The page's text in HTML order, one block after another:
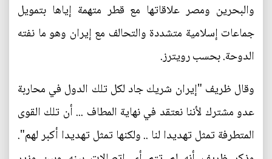
والبحرين ومصر علاقاتها مع قطر متهمة إياها بتمويل
جماعات إسلامية متشددة والتحالف مع إيران وهو ما نفته
الدوحة. بحسب رويترز.
وقال ظريف "إيران شريك جاد لكل تلك الدول في محاربة
عدو مشترك لأننا نعتقد في نهاية المطاف ... أن تلك القوى
المتطرفة تمثل تهديدا لنا .. ولكنها تمثل تهديدا أكبر لهم".